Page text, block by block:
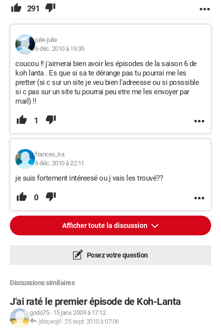
291
julie-julie
6 déc. 2010 à 19:35
coucou !! j'aimerai bien avoir les épisodes de la saison 6 de
koh lanta . Es que si sa te dérange pas tu pourrai me les
pretter (si c sur un site je veu bien l'adreesse ou si posssible
si c pas sur un site tu pourrai peu etre me les envoyer par
mail) !!
1
frances_ka
6 déc. 2010 à 22:11
je suis fortement intéreesé ou j vais les trouvé??
0
Afficher toute la discussion
Posez votre question
Discussions similaires
J'ai raté le premier épisode de Koh-Lanta
godo75- 15 janv. 2009 à 17:12
jdoçeojd -25 sept. 2010 à 07:06